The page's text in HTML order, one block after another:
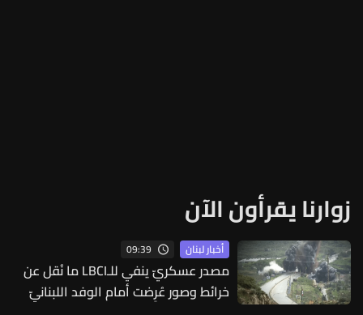
زوارنا يقرأون الآن
أخبار لبنان 09:39
مصدر عسكريّ ينفي للـLBCI ما نُقل عن
خرائط وصور عُرِضت أمام الوفد اللبنانيّ